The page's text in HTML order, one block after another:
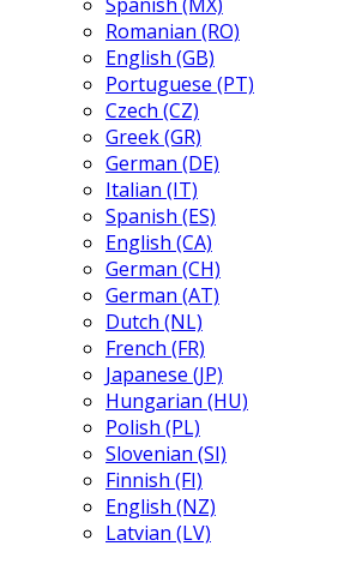
Romanian (RO)
English (GB)
Portuguese (PT)
Czech (CZ)
Greek (GR)
German (DE)
Italian (IT)
Spanish (ES)
English (CA)
German (CH)
German (AT)
Dutch (NL)
French (FR)
Japanese (JP)
Hungarian (HU)
Polish (PL)
Slovenian (SI)
Finnish (FI)
English (NZ)
Latvian (LV)